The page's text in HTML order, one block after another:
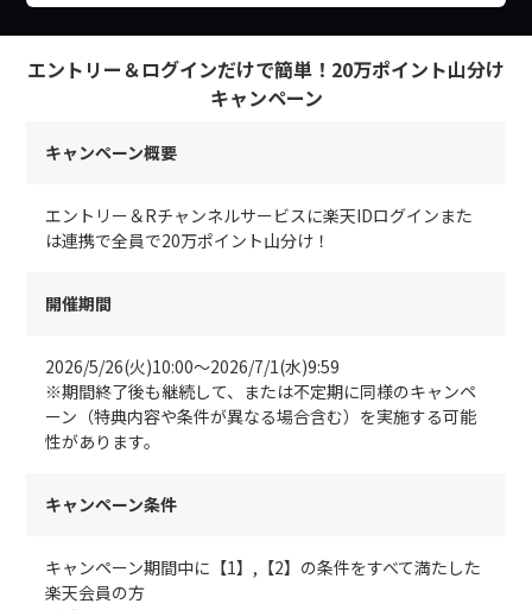
エントリー＆ログインだけで簡単！20万ポイント山分け
キャンペーン
キャンペーン概要
エントリー＆Rチャンネルサービスに楽天IDログインまた
は連携で全員で20万ポイント山分け！
開催期間
2026/5/26(火)10:00～2026/7/1(水)9:59
※期間終了後も継続して、または不定期に同様のキャンペ
ーン（特典内容や条件が異なる場合含む）を実施する可能
性があります。
キャンペーン条件
キャンペーン期間中に【1】,【2】の条件をすべて満たした
楽天会員の方